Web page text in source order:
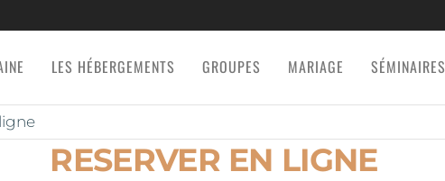
LES HÉBERGEMENTS GROUPES MARIAGE SÉMINAIRES
RESERVER EN LIGNE